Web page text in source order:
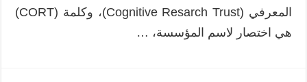
المعرفي (Cognitive Resarch Trust)، وكلمة (CORT)
هي اختصار لاسم المؤسسة، …